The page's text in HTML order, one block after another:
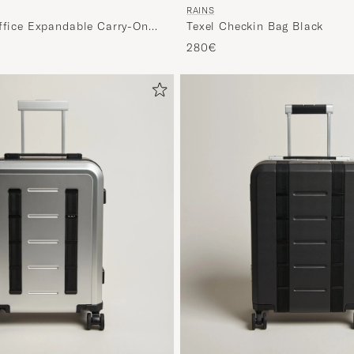
Expandable Carry-On
RAINS
Texel Checkin Bag Black
280€